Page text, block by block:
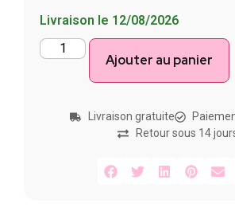
Livraison le 12/08/2026
Ajouter au panier
Livraison gratuite
Retour sous 14